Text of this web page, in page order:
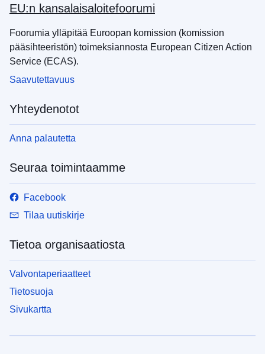
EU:n kansalaisaloitefoorumi
Foorumia ylläpitää Euroopan komission (komission
pääsihteeristön) toimeksiannosta European Citizen Action
Service (ECAS).
Saavutettavuus
Yhteydenotot
Anna palautetta
Seuraa toimintaamme
Facebook
Tilaa uutiskirje
Tietoa organisaatiosta
Valvontaperiaatteet
Tietosuoja
Sivukartta